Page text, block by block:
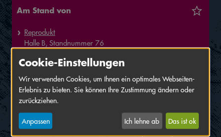
Am Stand von
Reprodukt
Halle B, Standnummer 76
Kathrin Klingner, geboren 1979, ist Comicautorin und lebt
mit ihrer Familie in Hamburg. Sie hat in Amsterdam freie
Kunst studiert und in Hamburg Illustration. Sie unterrichtet
Grafisches Erzählen und gibt Comicworkshops für
erschien 2020 „Über Spanien lacht die Sonne" bei
Reprodukt, das 2021 mit dem GINCO-Award in der
Cookie-Einstellungen
Wir verwenden Cookies, um Ihnen ein optimales Webseiten-
Erlebnis zu bieten. Sie können Ihre Zustimmung ändern oder
zurückziehen.
Anpassen Ich lehne ab Das ist ok